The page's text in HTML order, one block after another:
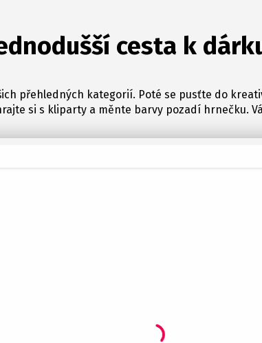
cesta k
přehledných kategorií. Poté se pusťte do
si s kliparty a měnte barvy pozadí hrnečku.